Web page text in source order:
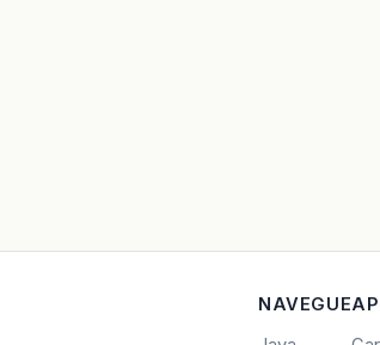
NAVEGUE